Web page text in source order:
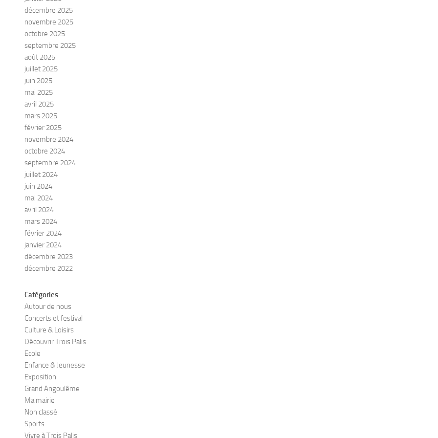
décembre 2025
novembre 2025
octobre 2025
septembre 2025
août 2025
juillet 2025
juin 2025
mai 2025
avril 2025
mars 2025
février 2025
novembre 2024
octobre 2024
septembre 2024
juillet 2024
juin 2024
mai 2024
avril 2024
mars 2024
février 2024
janvier 2024
décembre 2023
décembre 2022
Catégories
Autour de nous
Concerts et festival
Culture & Loisirs
Découvrir Trois Palis
Ecole
Enfance & Jeunesse
Exposition
Grand Angoulême
Ma mairie
Non classé
Sports
Vivre à Trois Palis